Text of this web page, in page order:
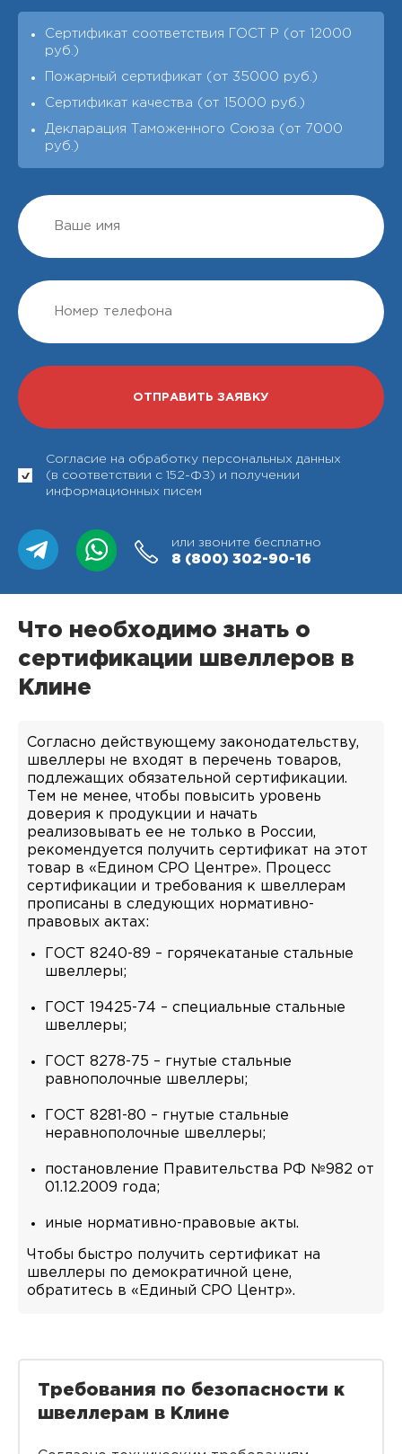
Сертификат соответствия ГОСТ Р (от 12000
руб.)
Пожарный сертификат (от 35000 руб.)
Сертификат качества (от 15000 руб.)
Декларация Таможенного Союза (от 7000
руб.)
Согласие на обработку персональных данных
(в соответствии с 152-ФЗ) и получении
информационных писем
или звоните бесплатно
8 (800) 302-90-16
Что необходимо знать о
сертификации швеллеров в
Клине
Согласно действующему законодательству,
швеллеры не входят в перечень товаров,
подлежащих обязательной сертификации.
Тем не менее, чтобы повысить уровень
доверия к продукции и начать
реализовывать ее не только в России,
рекомендуется получить сертификат на этот
товар в «Едином СРО Центре». Процесс
сертификации и требования к швеллерам
прописаны в следующих нормативно-
правовых актах:
ГОСТ 8240-89 – горячекатаные стальные
швеллеры;
ГОСТ 19425-74 – специальные стальные
швеллеры;
ГОСТ 8278-75 – гнутые стальные
равнополочные швеллеры;
ГОСТ 8281-80 – гнутые стальные
неравнополочные швеллеры;
постановление Правительства РФ №982 от
01.12.2009 года;
иные нормативно-правовые акты.
Чтобы быстро получить сертификат на
швеллеры по демократичной цене,
обратитесь в «Единый СРО Центр».
Требования по безопасности к
швеллерам в Клине